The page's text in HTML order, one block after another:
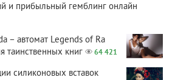
и прибыльный гемблинг онлайн
– автомат Legends of Ra
таинственных книг
64 421
силиконовых вставок